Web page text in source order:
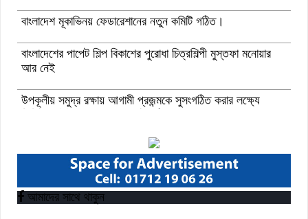
বাংলাদেশ মূকাভিনয় ফেডারেশানের নতুন কমিটি গঠিত।
বাংলাদেশের পাপেট শিল্প বিকাশের পুরোধা চিত্রশিল্পী মুস্তফা মনোয়ার
আর নেই
উপকূলীয় সমুদ্র রক্ষায় আগামী প্রজন্মকে সুসংগঠিত করার লক্ষ্যে
“বাংলাদেশ ইনস্টিটিউট অব ট্যুরিজম অ্যান্ড হসপিটালিটি” তে ৬ মাস
মেয়াদী চারটি সার্টিফিকেট কোর্সে ভর্তি শুরু হয়েছে।
আমাদের সাথে থাকুন